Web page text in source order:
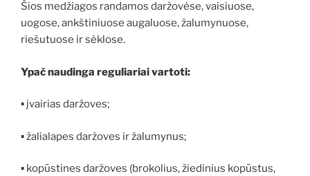
Šios medžiagos randamos daržovėse, vaisiuose,
uogose, ankštiniuose augaluose, žalumynuose,
riešutuose ir sėklose.
Ypač naudinga reguliariai vartoti:
▪ įvairias daržoves;
▪ žalialapes daržoves ir žalumynus;
▪ kopūstines daržoves (brokolius, žiedinius kopūstus,